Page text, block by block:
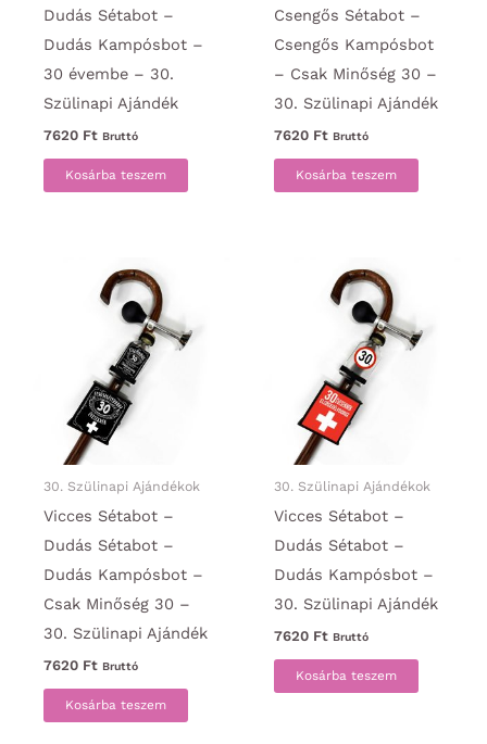
Dudás Sétabot –
Dudás Kampósbot –
30 évembe – 30.
Szülinapi Ajándék
7620 Ft Bruttó
Kosárba teszem
Csengős Sétabot –
Csengős Kampósbot
– Csak Minőség 30 –
30. Szülinapi Ajándék
7620 Ft Bruttó
Kosárba teszem
30. Szülinapi Ajándékok
Vicces Sétabot –
Dudás Sétabot –
Dudás Kampósbot –
Csak Minőség 30 –
30. Szülinapi Ajándék
7620 Ft Bruttó
Kosárba teszem
30. Szülinapi Ajándékok
Vicces Sétabot –
Dudás Sétabot –
Dudás Kampósbot –
30. Szülinapi Ajándék
7620 Ft Bruttó
Kosárba teszem